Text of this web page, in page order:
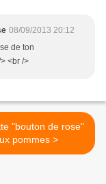
08/09/2013 20:12
de ton
<br />
"bouton de rose"
aux pommes >